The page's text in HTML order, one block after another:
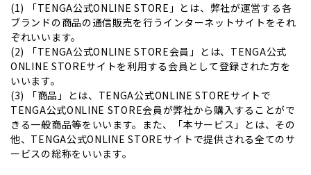
(1) 「TENGA公式ONLINE STORE」とは、弊社が運営する各
ブランドの商品の通信販売を行うインターネットサイトをそれ
ぞれいいます。
(2) 「TENGA公式ONLINE STORE会員」とは、TENGA公式
ONLINE STOREサイトを利用する会員として登録された方を
いいます。
(3) 「商品」とは、TENGA公式ONLINE STOREサイトで
TENGA公式ONLINE STORE会員が弊社から購入することがで
きる一般商品等をいいます。また、「本サービス」とは、その
他、TENGA公式ONLINE STOREサイトで提供される全てのサ
ービスの総称をいいます。